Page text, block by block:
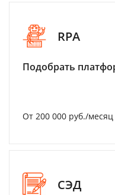
RPA
Подобрать
От 200 000 руб./месяц
СЭД